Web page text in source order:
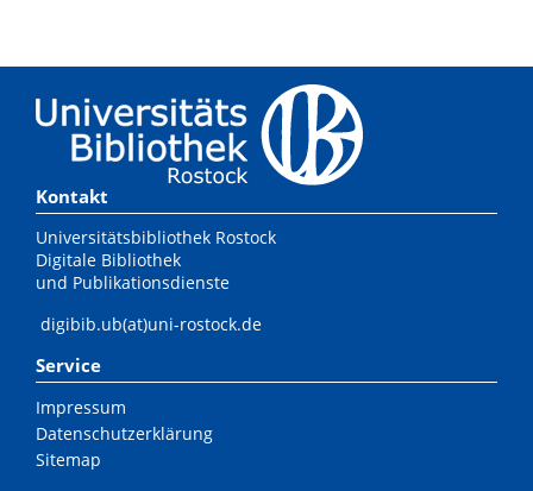
Kontakt
Universitätsbibliothek Rostock
Digitale Bibliothek
und Publikationsdienste
digibib.ub(at)uni-rostock.de
Service
Impressum
Datenschutzerklärung
Sitemap